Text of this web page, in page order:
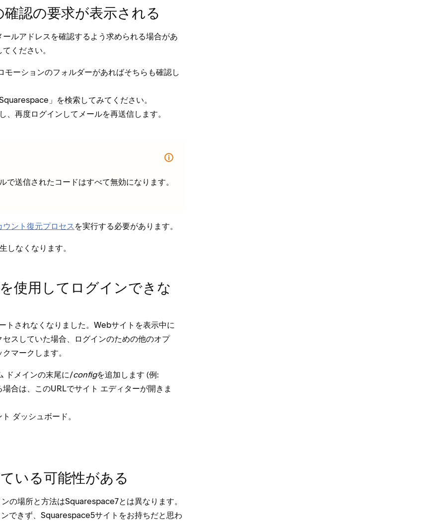
認の要求が表示される
ルアドレスを確認するよう求められる場合があ
ください⁠。
ーシ⁠ョンのフ⁠ォルダ⁠ーがあればそちらも確認し
」を検索してみてください⁠。
、再度ログインしてメ⁠ールを再送信します⁠。
送信されたコ⁠ードはすべて無効になります⁠。
ウント復元プロセス を実行する必要があります⁠。
しなくなります⁠。
使用してログインできな
トされなくなりました⁠。Webサイトを表示中に
スしていた場合⁠、ログインのための他のオプ
マ⁠ークします⁠。
ドメインの末尾に/configを追加します (⁠例⁠:
合は⁠、このURLでサイト エデ⁠ィタ⁠ーが開きま
ダ⁠ッシ⁠ュボ⁠ード⁠。
いる可能性がある
の場所と方法はSquarespace7とは異なります⁠。
できず⁠、Squarespace5サイトをお持ちだと思わ